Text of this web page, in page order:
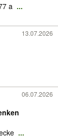
a ...
13.07.2026
06.07.2026
...